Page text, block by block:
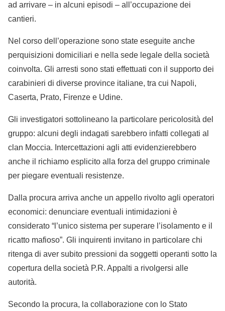
ad arrivare – in alcuni episodi – all’occupazione dei
cantieri.
Nel corso dell’operazione sono state eseguite anche
perquisizioni domiciliari e nella sede legale della società
coinvolta. Gli arresti sono stati effettuati con il supporto dei
carabinieri di diverse province italiane, tra cui Napoli,
Caserta, Prato, Firenze e Udine.
Gli investigatori sottolineano la particolare pericolosità del
gruppo: alcuni degli indagati sarebbero infatti collegati al
clan Moccia. Intercettazioni agli atti evidenzierebbero
anche il richiamo esplicito alla forza del gruppo criminale
per piegare eventuali resistenze.
Dalla procura arriva anche un appello rivolto agli operatori
economici: denunciare eventuali intimidazioni è
considerato “l’unico sistema per superare l’isolamento e il
ricatto mafioso”. Gli inquirenti invitano in particolare chi
ritenga di aver subito pressioni da soggetti operanti sotto la
copertura della società P.R. Appalti a rivolgersi alle
autorità.
Secondo la procura, la collaborazione con lo Stato